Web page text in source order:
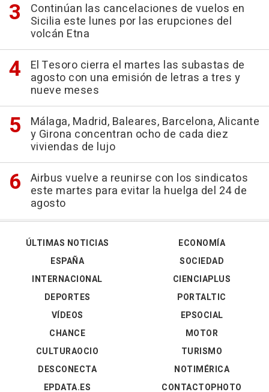
Continúan las cancelaciones de vuelos en
Sicilia este lunes por las erupciones del
volcán Etna
El Tesoro cierra el martes las subastas de
agosto con una emisión de letras a tres y
nueve meses
Málaga, Madrid, Baleares, Barcelona, Alicante
y Girona concentran ocho de cada diez
viviendas de lujo
Airbus vuelve a reunirse con los sindicatos
este martes para evitar la huelga del 24 de
agosto
ÚLTIMAS NOTICIAS
ESPAÑA
INTERNACIONAL
DEPORTES
VÍDEOS
ECONOMÍA
SOCIEDAD
CIENCIAPLUS
PORTALTIC
EPSOCIAL
CHANCE
CULTURAOCIO
DESCONECTA
EPDATA.ES
MOTOR
TURISMO
NOTIMÉRICA
CONTACTOPHOTO